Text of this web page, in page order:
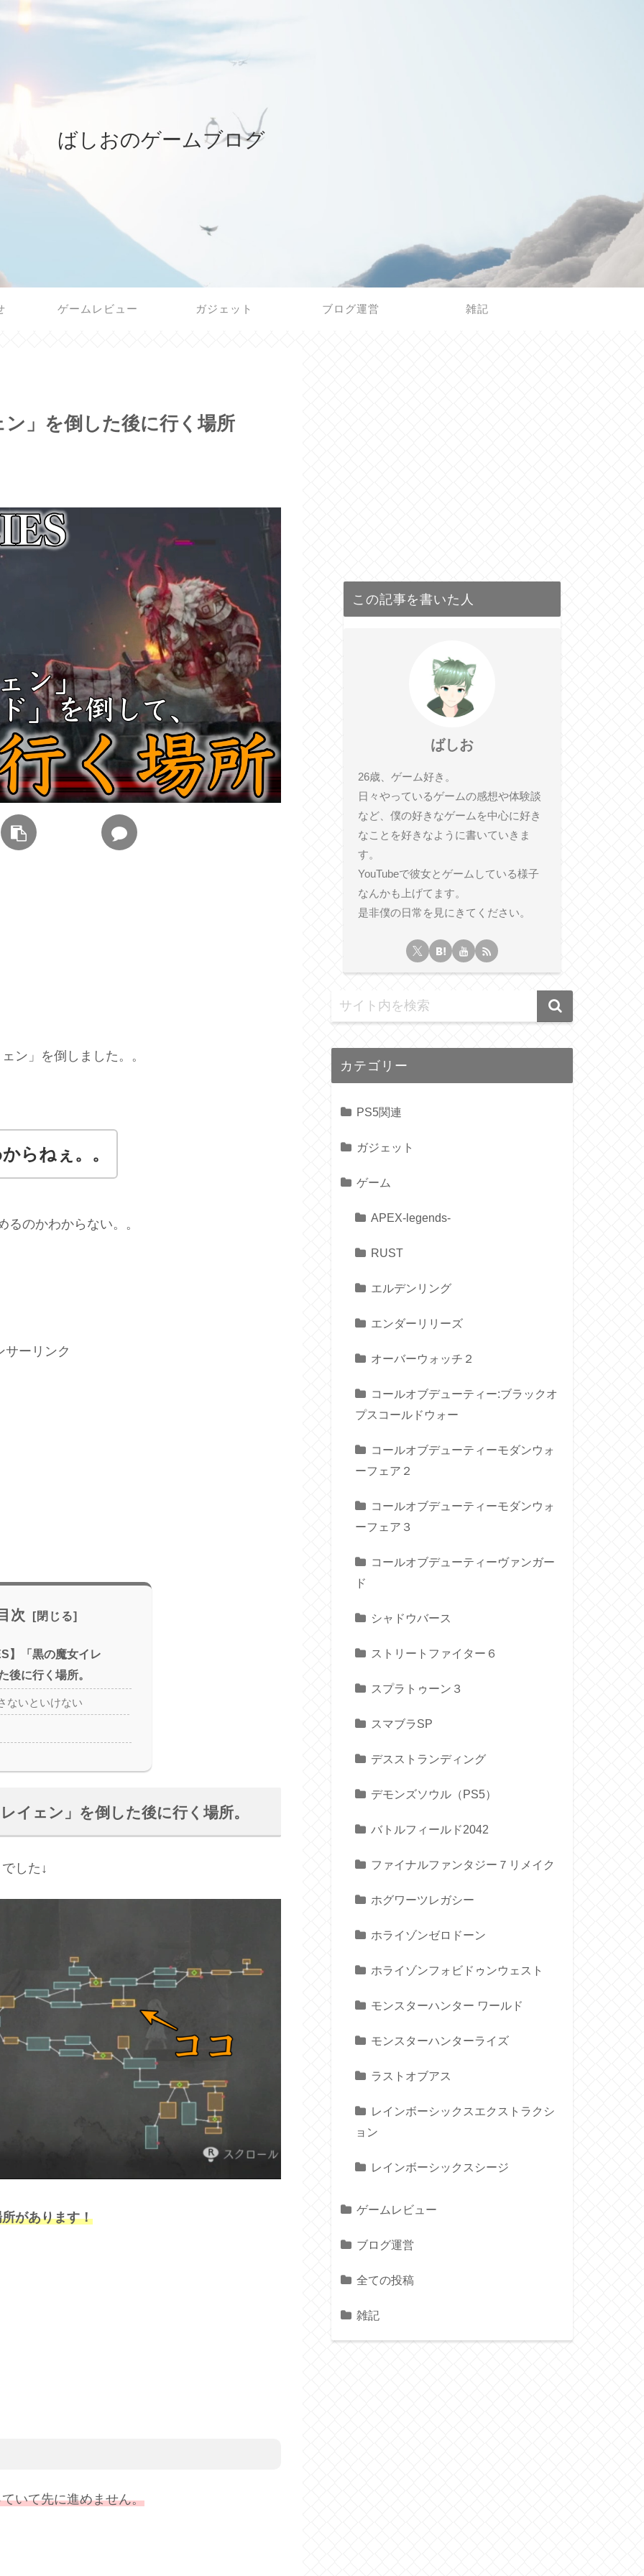
ばしおのゲームブログ
ゲームレビュー ガジェット ブログ運営 雑記
」を倒した後に行く場所
ン」を倒しました。。
らねぇ。。
のかわからない。。
サーリンク
次
】「黒の魔女イレ
後に行く場所。
ないといけない
イェン」を倒した後に行く場所。
した↓
があります！
いて先に進めません。
この記事を書いた人
ばしお
26歳、ゲーム好き。
日々やっているゲームの感想や体験談
など、僕の好きなゲームを中心に好き
なことを好きなように書いていきま
す。
YouTubeで彼女とゲームしている様子
なんかも上げてます。
是非僕の日常を見にきてください。
カテゴリー
PS5関連
ガジェット
ゲーム
APEX-legends-
RUST
エルデンリング
エンダーリリーズ
オーバーウォッチ２
コールオブデューティー:ブラックオ
プスコールドウォー
コールオブデューティーモダンウォ
ーフェア２
コールオブデューティーモダンウォ
ーフェア３
コールオブデューティーヴァンガー
ド
シャドウバース
ストリートファイター６
スプラトゥーン３
スマブラSP
デスストランディング
デモンズソウル（PS5）
バトルフィールド2042
ファイナルファンタジー７リメイク
ホグワーツレガシー
ホライゾンゼロドーン
ホライゾンフォビドゥンウェスト
モンスターハンター ワールド
モンスターハンターライズ
ラストオブアス
レインボーシックスエクストラクシ
ョン
レインボーシックスシージ
ゲームレビュー
ブログ運営
全ての投稿
雑記